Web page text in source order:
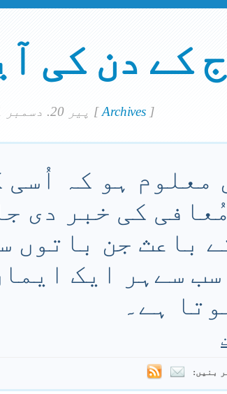
کے دن کی
[Archives ]
معلوم ہو کہ اُسی
کی خبر دی
باعث جن باتوں
سےہر ایک
ہے۔
بنیں: